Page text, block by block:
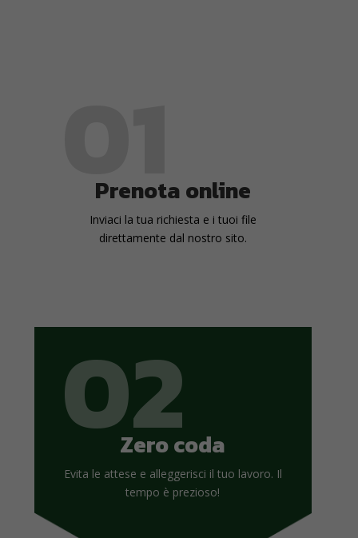
Prenota online
Inviaci la tua richiesta e i tuoi file
direttamente dal nostro sito.
02
Zero coda
Evita le attese e alleggerisci il tuo lavoro. Il
tempo è prezioso!